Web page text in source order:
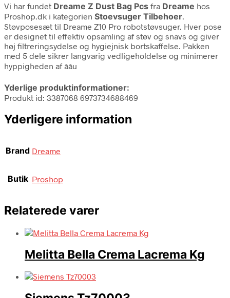
Vi har fundet Dreame Z Dust Bag Pcs fra Dreame hos
Proshop.dk i kategorien Stoevsuger Tilbehoer.
Støvposesæt til Dreame Z10 Pro robotstøvsuger. Hver pose
er designet til effektiv opsamling af støv og snavs og giver
høj filtreringsydelse og hygiejnisk bortskaffelse. Pakken
med 5 dele sikrer langvarig vedligeholdelse og minimerer
hyppigheden af ââu
Yderlige produktinformationer:
Produkt id: 3387068 6973734688469
Yderligere information
Brand Dreame
Butik Proshop
Relaterede varer
Melitta Bella Crema Lacrema Kg